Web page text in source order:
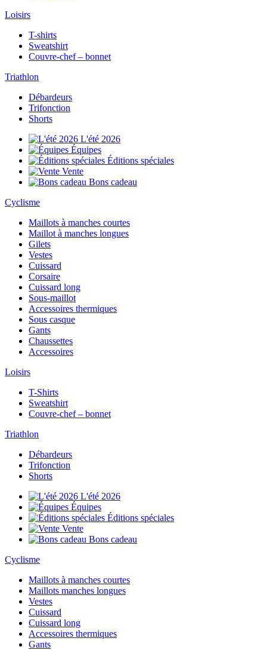
Loisirs
T-shirts
Sweatshirt
Couvre-chef – bonnet
Triathlon
Débardeurs
Trifonction
Shorts
L'été 2026
Équipes
Éditions spéciales
Vente
Bons cadeau
Cyclisme
Maillots à manches courtes
Maillot à manches longues
Gilets
Vestes
Cuissard
Corsaire
Cuissard long
Sous-maillot
Accessoires thermiques
Sous casque
Gants
Chaussettes
Accessoires
Loisirs
T-Shirts
Sweatshirt
Couvre-chef – bonnet
Triathlon
Débardeurs
Trifonction
Shorts
L'été 2026
Équipes
Éditions spéciales
Vente
Bons cadeau
Cyclisme
Maillots à manches courtes
Maillots manches longues
Vestes
Cuissard
Cuissard long
Accessoires thermiques
Gants